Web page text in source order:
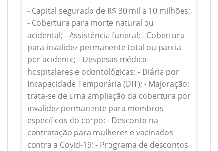
- Capital segurado de R$ 30 mil a 10 milhões;
- Cobertura para morte natural ou
acidental; - Assistência funeral; - Cobertura
para invalidez permanente total ou parcial
por acidente; - Despesas médico-
hospitalares e odontológicas; - Diária por
Incapacidade Temporária (DIT); - Majoração:
trata-se de uma ampliação da cobertura por
invalidez permanente para membros
específicos do corpo; - Desconto na
contratação para mulheres e vacinados
contra a Covid-19; - Programa de descontos